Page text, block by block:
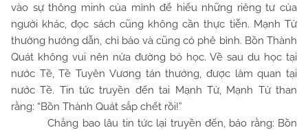
vào sự thông minh của mình để hiểu những riêng tư của
người khác, đọc sách cũng không cần thực tiễn. Mạnh Tử
thường hướng dẫn, chỉ bảo và cũng có phê bình. Bồn Thành
Quát không vui nên nửa đường bỏ học. Về sau du học tại
nước Tề, Tề Tuyên Vương tán thưởng, được làm quan tại
nước Tề. Tin tức truyền đến tai Mạnh Tử, Mạnh Tử than
rằng: “Bồn Thành Quát sắp chết rồi!”
Chẳng bao lâu tin tức lại truyền đến, báo rằng: Bồn